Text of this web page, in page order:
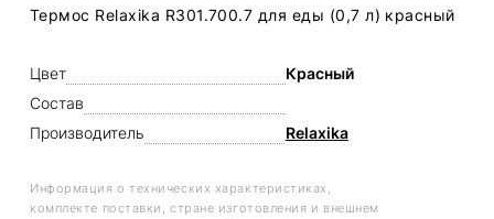
Термос Relaxika R301.700.7 для еды (0,7 л) красный
Цвет
Красный
Состав
Производитель
Relaxika
Информация о технических характеристиках,
комплекте поставки, стране изготовления и внешнем